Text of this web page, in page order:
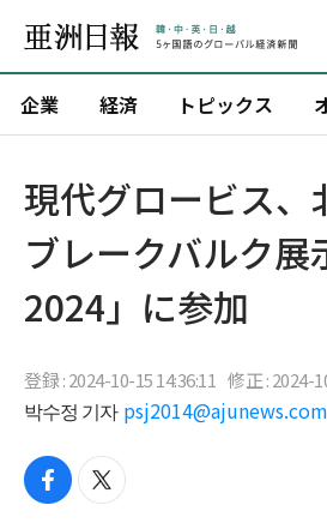
企業 経済 トピックス
現代グロービス、
ブレークバルク展
2024」に参加
登録 : 2024-10-15 14:36:11 修正 : 2024-
박수정 기자 psj2014@ajunews.com
f
t